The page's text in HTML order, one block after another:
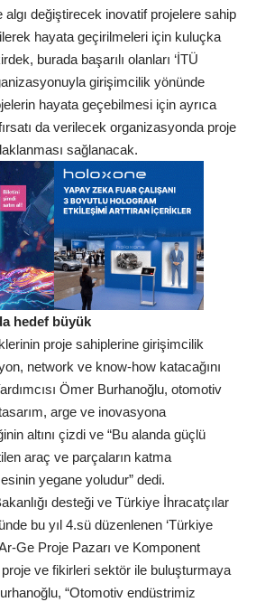
değiştirecek inovatif projelere sahip
hayata geçirilmeleri için kuluçka
burada başarılı olanları ‘İTÜ
girişimcilik yönünde
hayata geçebilmesi için ayrıca
da verilecek organizasyonda proje
sağlanacak.
hedef büyük
proje sahiplerine girişimcilik
network ve know-how katacağını
Ömer Burhanoğlu, otomotiv
arge ve inovasyona
altını çizdi ve “Bu alanda güçlü
araç ve parçaların katma
yegane yoludur” dedi.
desteği ve Türkiye İhracatçılar
bu yıl 4.sü düzenlenen ‘Türkiye
Ge Proje Pazarı ve Komponent
proje ve fikirleri sektör ile buluşturmaya
“Otomotiv endüstrimiz